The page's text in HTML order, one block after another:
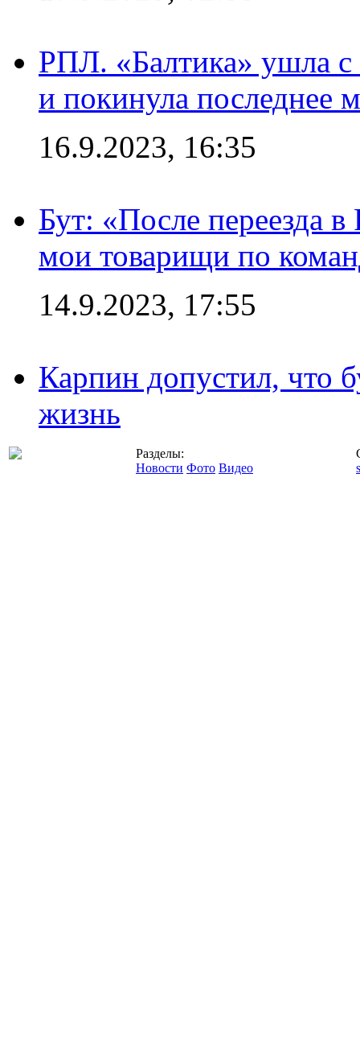
РПЛ. «Балтика» ушла с
и покинула последнее
16.9.2023, 16:35
Бут: «После переезда
мои товарищи по
14.9.2023, 17:55
Карпин допустил, что
жизнь
Разделы:
Новости Фото Видео